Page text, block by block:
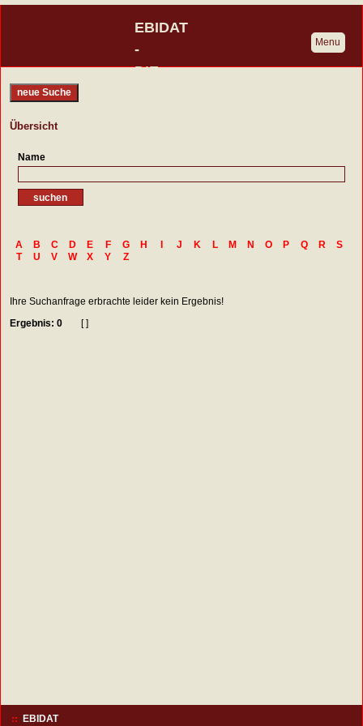
EBIDAT
-
DIE
Burgenvereinigung
Menu
neue Suche
Übersicht
Name
A B C D E F G H J K L M N O P Q R
S
T
U V W X Y Z
Ihre Suchanfrage erbrachte leider kein Ergebnis!
Ergebnis: 0
[ ]
EBIDAT